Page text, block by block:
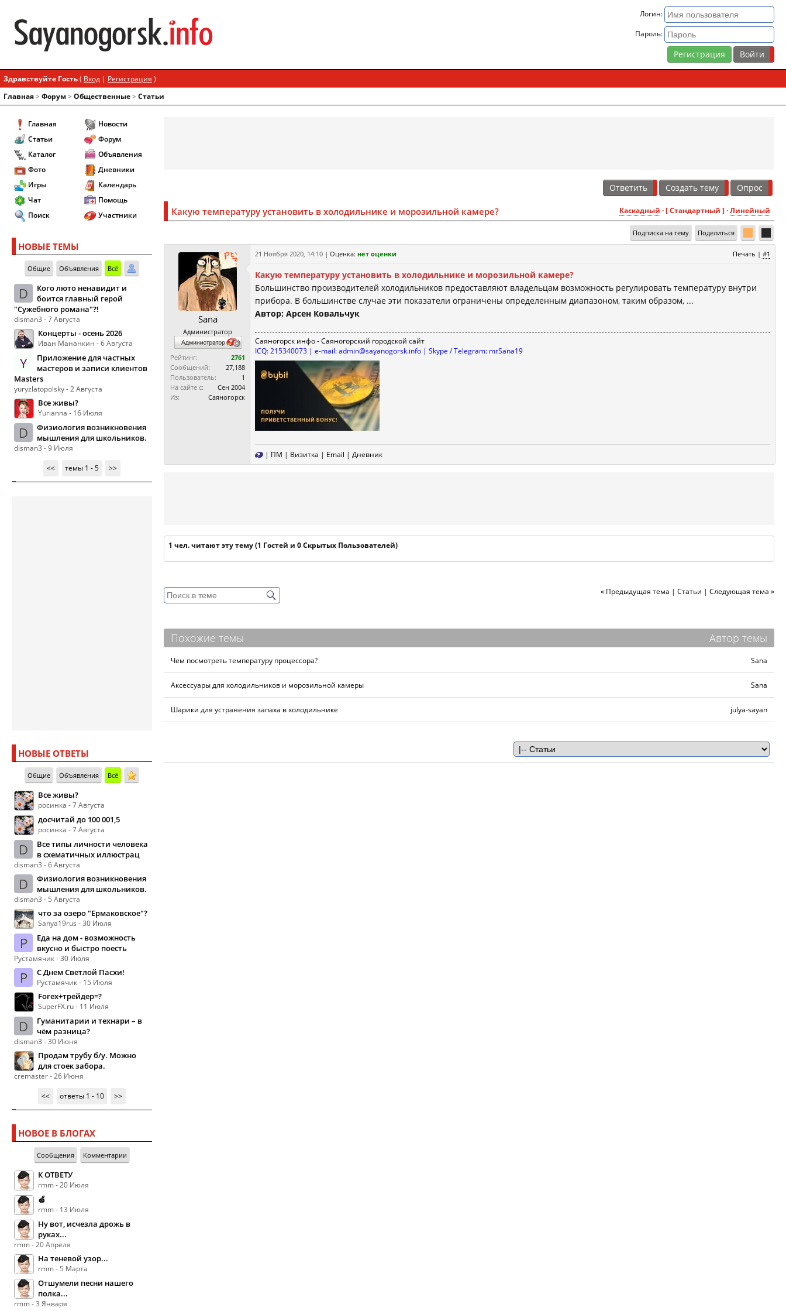
Логин:
Пароль:
Регистрация
Здравствуйте Гость( Вход | Регистрация )
Главная> Форум> Общественные> Статьи
Главная
Статьи
Каталог
Фото
Игры
Чат
Поиск
Новости
Форум
Объявления
Дневники
Календарь
Помощь
Участники
НОВЫЕ ТЕМЫ
Общие Объявления Всё
D
Кого люто ненавидит и
боится главный герой
"Сужебного романа"?!
disman3 - 7 Августа
Концерты - осень 2026
Иван Мананкин - 6 Августа
Y
Приложение для частных
мастеров и записи клиентов
Masters
yuryzlatopolsky - 2 Августа
Все живы?
Yurianna - 16 Июля
D
Физиология возникновения
мышления для школьников.
disman3 - 9 Июля
<<
темы 1 - 5 >>
НОВЫЕ ОТВЕТЫ
Общие Объявления Всё
Все живы?
росинка - 7 Августа
досчитай до 100 001,5
росинка - 7 Августа
D
Все типы личности человека
в схематичных иллюстрац
disman3 - 6 Августа
D
Физиология возникновения
мышления для школьников.
disman3 - 5 Августа
что за озеро "Ермаковское"?
Sanya19rus - 30 Июля
Р
Еда на дом - возможность
вкусно и быстро поесть
Рустамячик - 30 Июля
Р С Днем Светлой Пасхи!
Рустамячик - 15 Июля
Forex+трейдер=?
SuperFX.ru - 11 Июля
D
Гуманитарии и технари – в
чём разница?
disman3 - 30 Июня
Продам трубу б/у. Можно
для стоек забора.
cremaster - 26 Июня
<<
ответы 1 - 10 >>
НОВОЕ В БЛОГАХ
Сообщения Комментарии
К ОТВЕТУ
rmm - 20 Июля
🍏
rmm - 13 Июля
Ну вот, исчезла дрожь в
руках...
rmm - 20 Апреля
На теневой узор...
rmm - 5 Марта
Отшумели песни нашего
полка...
rmm - 3 Января
Ответить Создать тему Опрос
Каскадный · [ Стандартный ] ·Линейный
Какую температуру установить в холодильнике и морозильной камере?
Подписка на тему Поделиться
Sana
Администратор
Рейтинг:
2761
Сообщений:
27,188
Пользователь:
1
На сайте с:
Сен 2004
Из:
Саяногорск
Печать | #1
21 Ноября 2020, 14:10 | Оценка: нет оценки
Какую температуру установить в холодильнике и морозильной камере?
Большинство производителей холодильников предоставляют владельцам возможность регулировать температуру внутри
прибора. В большинстве случае эти показатели ограничены определенным диапазоном, таким образом, ...
Автор: Арсен Ковальчук
Саяногорск инфо - Саяногорский городской сайт
ICQ: 215340073 | e-mail: admin@sayanogorsk.info | Skype / Telegram: mrSana19
| ПМ | Визитка | Email | Дневник
1 чел. читают эту тему (1 Гостей и 0 Скрытых Пользователей)
« Предыдущая тема | Статьи | Следующая тема »
Похожие темы Автор темы
Чем посмотреть температуру процессора? Sana
Аксессуары для холодильников и морозильной камеры Sana
Шарики для устранения запаха в холодильнике julya-sayan